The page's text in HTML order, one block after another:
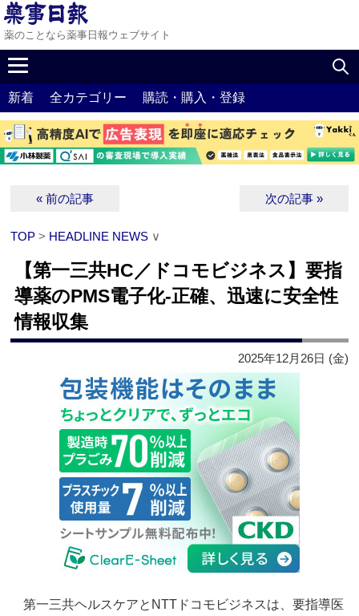
薬のことなら薬事日報ウェブサイト
新着 全カテゴリー 購読・購入・登録
« 前の記事 次の記事 »
TOP > HEADLINE NEWS ∨
【第一三共HC／ドコモビジネス】要指
導薬のPMS電子化‐正確、迅速に安全性
情報収集
2025年12月26日 (金)
第一三共ヘルスケアとNTTドコモビジネスは、要指導医